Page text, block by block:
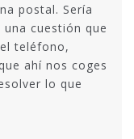
postal. Sería
cuestión que
teléfono,
ahí nos coges
lo que